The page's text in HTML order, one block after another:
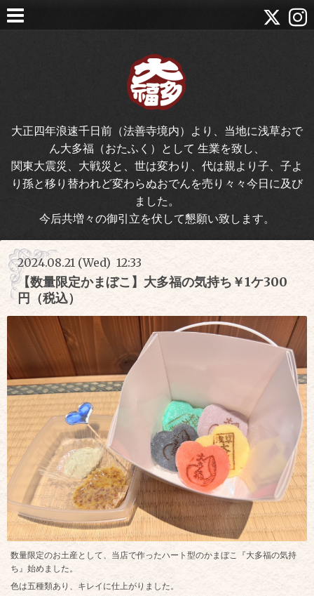
大正四年浪速千日前（法善寺境内）より、当地に浅草おで
ん大多福（おたふく）として 生業を致し、
関東大震災、大戦災と、世は変わり、代は親より子、子よ
り孫と移り替われど変わらぬおでんを売り々々今日に及び
ました。
今后共増々の御引立を伏して懇願い致します。
2024.08.21 (Wed) 12:33
【数量限定かまぼこ】大多福の気持ち￥1ケ300
円（税込）
数量限定のお土産として、当店で作ったハート型のかまぼこ『大多福の気持
ち』始めました。
色は五種類あり、キレイに仕上がりました。